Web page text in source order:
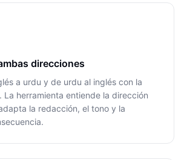
direcciones
a urdu y de urdu al inglés con la
La herramienta entiende la dirección
la redacción, el tono y la